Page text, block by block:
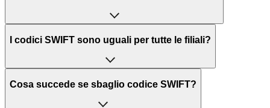
L'acronimo SWIFT sta per “Society for Worldwide
per l’elaborazione dei pagamenti tra diversi Paesi.
Il BIC, invece, sta per “Bank Identifier Code” ed è una
I codici SWIFT sono uguali per tutte le filiali?
Dipende dalle banche. In alcuni casi le banche utilizzano
Cosa succede se sbaglio codice SWIFT?